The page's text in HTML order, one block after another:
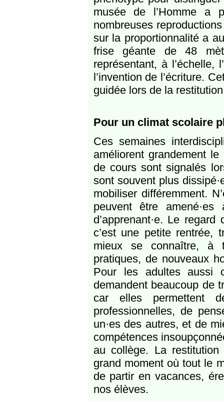
musée de l’Homme a
nombreuses
sur la proportionnalité a
frise géante de 48
représentant, à l’échelle,
l’invention de l’écriture.
guidée lors de la
Pour un climat scolaire
Ces semaines
améliorent grandement le
de cours sont signalés
sont souvent plus
mobiliser différemment.
peuvent être
d’apprenant·e. Le
c’est une petite rentrée,
mieux se connaître, à
pratiques, de nouveaux
Pour les adultes aussi
demandent beaucoup de
car elles permettent
professionnelles, de
un·es des autres, et de
compétences
au collège. La
grand moment où tout le
de partir en vacances,
nos élèves.